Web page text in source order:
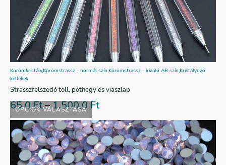
OPCIÓK VÁLASZTÁSA
Körömkristály,Körömstrassz - normál szín,Körömstrassz - irizáló AB szín,Kristályozó
kellékek
Strasszfelszedő toll, póthegy és viaszlap
65,0Ft–1.500,0Ft